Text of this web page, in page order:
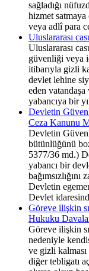
sağladığı
hizmet satmaya
veya adlî para
Uluslararası
Uluslararası
güvenliği veya
itibarıyla gizli
devlet lehine
eden
yabancıya bir
Devletin
Ceza Kanunu
Devletin
bütünlüğünü
5377/36 md.)
yabancı bir
Devletin
Devlet
Göreve ilişkin
Hukuku
Göreve ilişkin
nedeniyle
ve gizli
diğer tebligatı